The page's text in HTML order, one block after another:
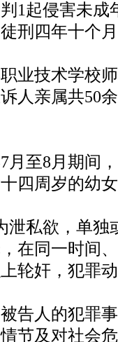
1起侵害未成
刑四年十个
业技术学校
人亲属共50
月至8月期间
四周岁的幼
泄私欲，单独
在同一时间
轮奸，犯罪
告人的犯罪
节及对社会